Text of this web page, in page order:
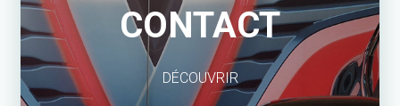
CONTACT
DÉCOUVRIR